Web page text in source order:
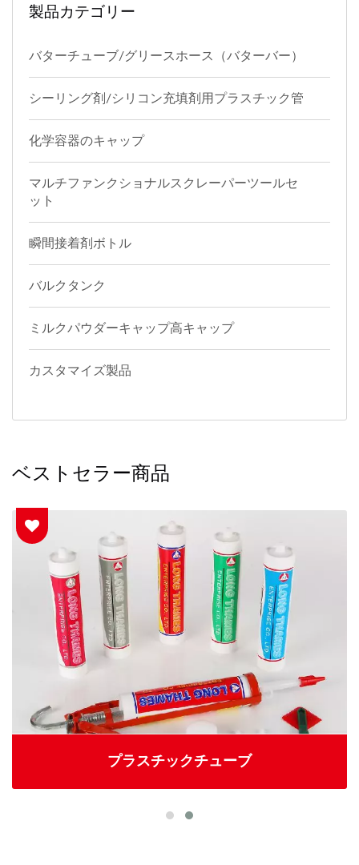
製品カテゴリー
バターチューブ/グリースホース（バターバー）
シーリング剤/シリコン充填剤用プラスチック管
化学容器のキャップ
マルチファンクショナルスクレーパーツールセ
ット
瞬間接着剤ボトル
バルクタンク
ミルクパウダーキャップ高キャップ
カスタマイズ製品
ベストセラー商品
プラスチックチューブ